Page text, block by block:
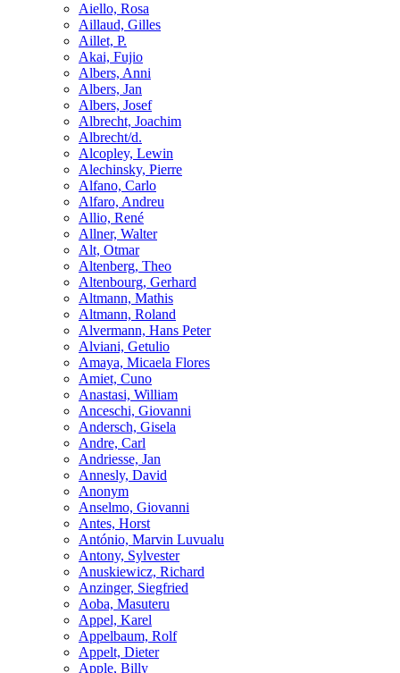
Aiello, Rosa
Aillaud, Gilles
Aillet, P.
Akai, Fujio
Albers, Anni
Albers, Jan
Albers, Josef
Albrecht, Joachim
Albrecht/d.
Alcopley, Lewin
Alechinsky, Pierre
Alfano, Carlo
Alfaro, Andreu
Allio, René
Allner, Walter
Alt, Otmar
Altenberg, Theo
Altenbourg, Gerhard
Altmann, Mathis
Altmann, Roland
Alvermann, Hans Peter
Alviani, Getulio
Amaya, Micaela Flores
Amiet, Cuno
Anastasi, William
Anceschi, Giovanni
Andersch, Gisela
Andre, Carl
Andriesse, Jan
Annesly, David
Anonym
Anselmo, Giovanni
Antes, Horst
António, Marvin Luvualu
Antony, Sylvester
Anuskiewicz, Richard
Anzinger, Siegfried
Aoba, Masuteru
Appel, Karel
Appelbaum, Rolf
Appelt, Dieter
Apple, Billy